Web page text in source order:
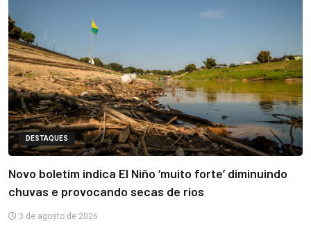
DESTAQUES
Novo boletim indica El Niño ‘muito forte’ diminuindo
chuvas e provocando secas de rios
3 de agosto de 2026